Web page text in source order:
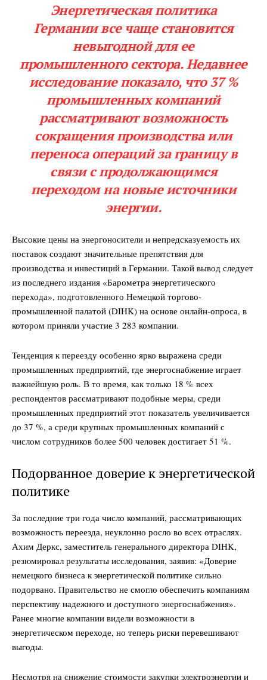
Энергетическая политика
Германии все чаще становится
невыгодной для ее
промышленного сектора. Недавнее
исследование показало, что 37 %
промышленных компаний
рассматривают возможность
сокращения производства или
переноса операций за границу в
связи с продолжающимся
переходом на новые источники
энергии.
Высокие цены на энергоносители и непредсказуемость их
поставок создают значительные препятствия для
производства и инвестиций в Германии. Такой вывод следует
из последнего издания «Барометра энергетического
перехода», подготовленного Немецкой торгово-
промышленной палатой (DIHK) на основе онлайн-опроса, в
котором приняли участие 3 283 компании.
Тенденция к переезду особенно ярко выражена среди
промышленных предприятий, где энергоснабжение играет
важнейшую роль. В то время, как только 18 % всех
респондентов рассматривают подобные меры, среди
промышленных предприятий этот показатель увеличивается
до 37 %, а среди крупных промышленных компаний с
числом сотрудников более 500 человек достигает 51 %.
Подорванное доверие к энергетической
политике
За последние три года число компаний, рассматривающих
возможность переезда, неуклонно росло во всех отраслях.
Ахим Деркс, заместитель генерального директора DIHK,
резюмировал результаты исследования, заявив: «Доверие
немецкого бизнеса к энергетической политике сильно
подорвано. Правительство не смогло обеспечить компаниям
перспективу надежного и доступного энергоснабжения».
Ранее многие компании видели возможности в
энергетическом переходе, но теперь риски перевешивают
выгоды.
Несмотря на снижение стоимости закупки электроэнергии и